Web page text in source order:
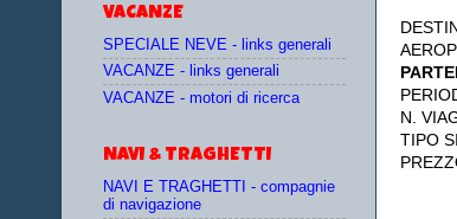
N.
TIPO
VACANZE
SPECIALE NEVE - links generali
VACANZE - links generali
VACANZE - motori di ricerca
NAVI & TRAGHETTI
NAVI E TRAGHETTI - compagnie
di navigazione